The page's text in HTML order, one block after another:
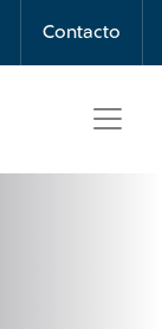
Contacto